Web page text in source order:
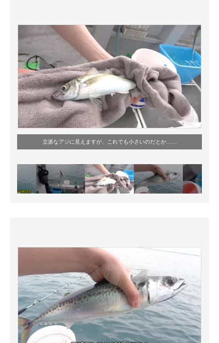
立派なアジに見えますが、これでも小さいのだとか……